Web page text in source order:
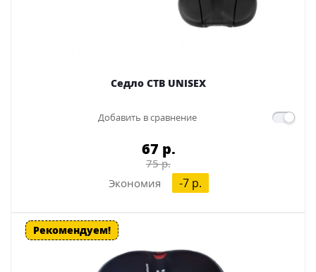
Седло CTB UNISEX
Добавить в сравнение
67 p.
75 p.
Экономия
-7 p.
Рекомендуем!